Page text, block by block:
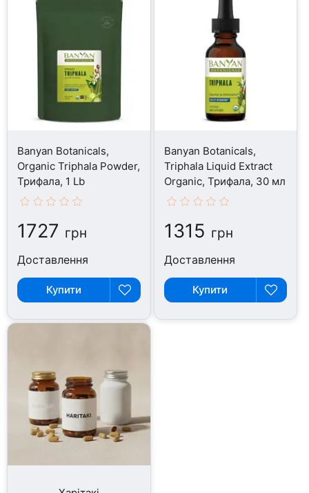
Banyan Botanicals,
Organic Triphala Powder,
Трифала, 1 Lb
1727 грн
Доставлення
Купити
Banyan Botanicals,
Triphala Liquid Extract
Organic, Трифала, 30 мл
1315 грн
Доставлення
Купити